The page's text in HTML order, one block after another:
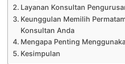
Layanan Konsultan
Keunggulan Memilih
Konsultan Anda
Mengapa Penting
Kesimpulan